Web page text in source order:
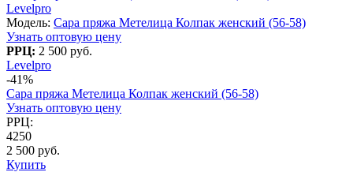
Levelpro
Модель: Сара пряжа Метелица Колпак женский (56-58)
Узнать оптовую цену
РРЦ: 2 500 руб.
Levelpro
-41%
Сара пряжа Метелица Колпак женский (56-58)
Узнать оптовую цену
РРЦ:
4250
2 500 руб.
Купить